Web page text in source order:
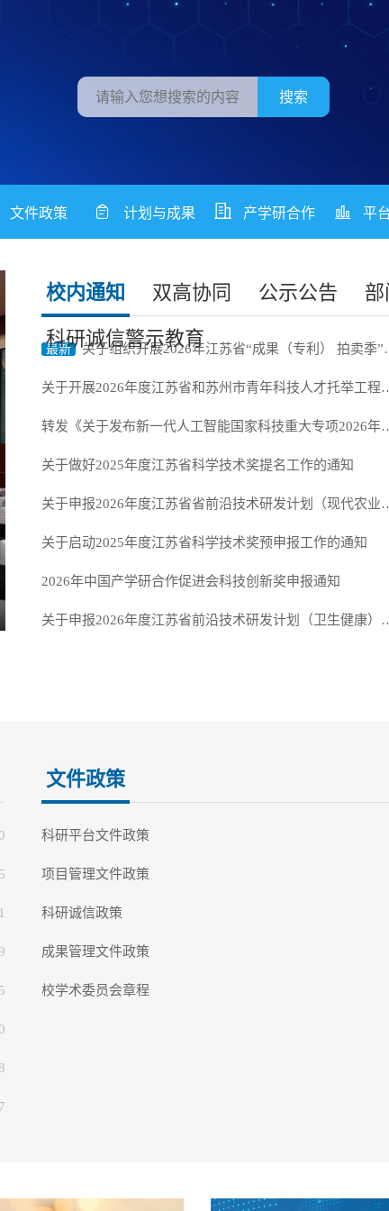
搜索
文件政策 计划与成果 产学研合作 平
校内通知 双高协同 公示公告 部
科研诚信警示教育
最新 关于组织开展2026年江苏省“成果（专利） 拍卖季”和“J-TOP...
关于开展2026年度江苏省和
转发《关于发布新一代人工
关于做好2025年度江苏省科学技术奖提名工作的通知
关于申报2026年度江苏省省
关于启动2025年度江苏省科学技术奖预申报工作的通知
2026年中国产学研合作促进会科技创新奖申报通知
关于申报2026年度江苏省前
文件政策
科研平台文件政策
项目管理文件政策
科研诚信政策
成果管理文件政策
校学术委员会章程